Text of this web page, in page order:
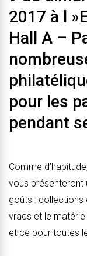
2017 à l
Hall A –
pour les
pendant
Comme
vous présenteront
goûts : collections
vracs et le
et ce pour toutes